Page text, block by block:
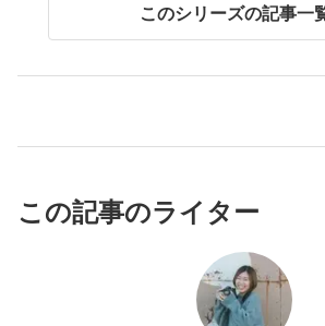
このシリーズの記事一
この記事のライター